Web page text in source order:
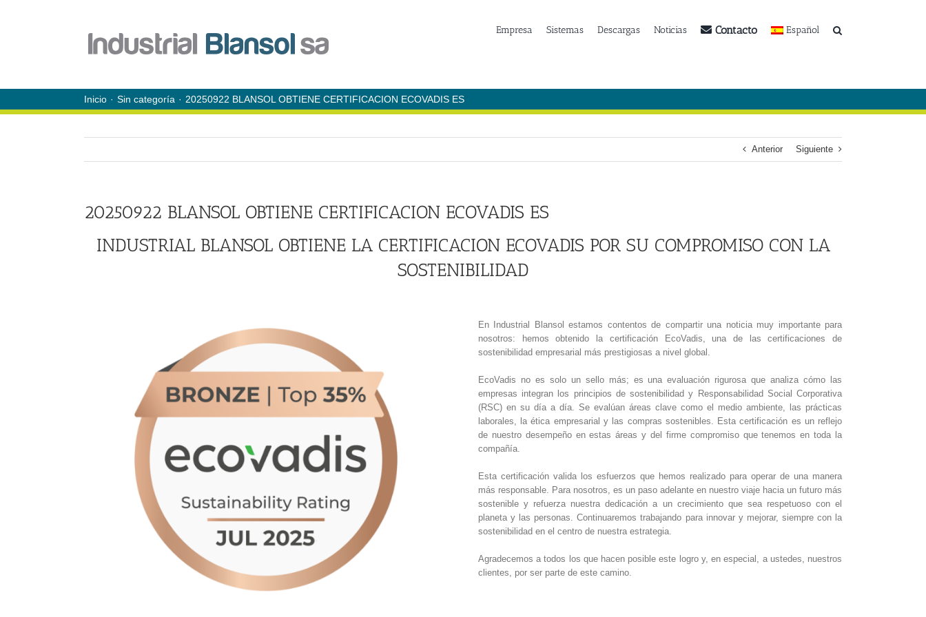
Empresa Sistemas Descargas Noticias Contacto Español
Inicio Sin categoría 20250922 BLANSOL OBTIENE CERTIFICACION ECOVADIS ES
Anterior Siguiente
20250922 BLANSOL OBTIENE CERTIFICACION ECOVADIS ES
INDUSTRIAL BLANSOL OBTIENE LA CERTIFICACION ECOVADIS POR SU COMPROMISO CON LA
SOSTENIBILIDAD
En Industrial Blansol estamos contentos de compartir una noticia muy importante para
nosotros: hemos obtenido la certificación EcoVadis, una de las certificaciones de
sostenibilidad empresarial más prestigiosas a nivel global.
EcoVadis no es solo un sello más; es una evaluación rigurosa que analiza cómo las
empresas integran los principios de sostenibilidad y Responsabilidad Social Corporativa
(RSC) en su día a día. Se evalúan áreas clave como el medio ambiente, las prácticas
laborales, la ética empresarial y las compras sostenibles. Esta certificación es un reflejo
de nuestro desempeño en estas áreas y del firme compromiso que tenemos en toda la
compañía.
Esta certificación valida los esfuerzos que hemos realizado para operar de una manera
más responsable. Para nosotros, es un paso adelante en nuestro viaje hacia un futuro más
sostenible y refuerza nuestra dedicación a un crecimiento que sea respetuoso con el
planeta y las personas. Continuaremos trabajando para innovar y mejorar, siempre con la
sostenibilidad en el centro de nuestra estrategia.
Agradecemos a todos los que hacen posible este logro y, en especial, a ustedes, nuestros
clientes, por ser parte de este camino.